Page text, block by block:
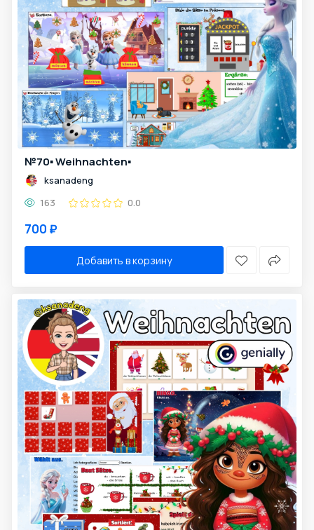
№70▪️ Weihnachten▪️
ksanadeng
163
0.0
700 ₽
Добавить в корзину